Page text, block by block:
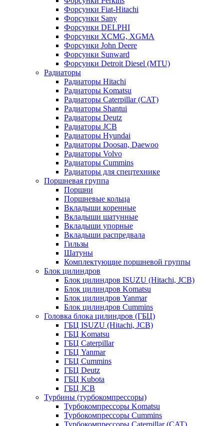
Форсунки Fiat-Hitachi
Форсунки Sany
Форсунки DELPHI
Форсунки XCMG, XGMA
Форсунки John Deere
Форсунки Sunward
Форсунки Detroit Diesel (MTU)
Радиаторы
Радиаторы Hitachi
Радиаторы Komatsu
Радиаторы Caterpillar (CAT)
Радиаторы Shantui
Радиаторы Deutz
Радиаторы JCB
Радиаторы Hyundai
Радиаторы Doosan, Daewoo
Радиаторы Volvo
Радиаторы Cummins
Радиаторы для спецтехнике
Поршневая группа
Поршни
Поршневые кольца
Вкладыши коренные
Вкладыши шатунные
Вкладыши упорные
Вкладыши распредвала
Гильзы
Шатуны
Комплектующие поршневой группы
Блок цилиндров
Блок цилиндров ISUZU (Hitachi, JCB)
Блок цилиндров Komatsu
Блок цилиндров Yanmar
Блок цилиндров Cummins
Головка блока цилиндров (ГБЦ)
ГБЦ ISUZU (Hitachi, JCB)
ГБЦ Komatsu
ГБЦ Caterpillar
ГБЦ Yanmar
ГБЦ Cummins
ГБЦ Deutz
ГБЦ Kubota
ГБЦ JCB
Турбины (турбокомпрессоры)
Турбокомпрессоры Komatsu
Турбокомпрессоры Cummins
Турбокомпрессоры Caterpillar (CAT)